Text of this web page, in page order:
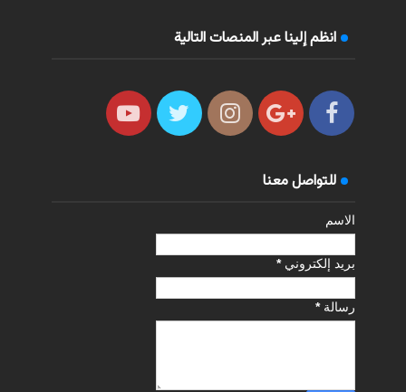
انظم إلينا عبر المنصات التالية
للتواصل معنا
الاسم
بريد إلكتروني*
رسالة*